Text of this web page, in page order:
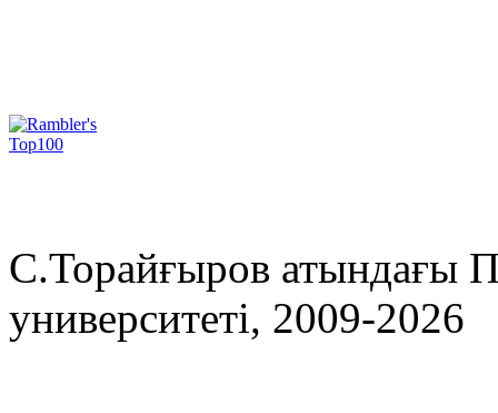
С.Торайғыров атындағы
университеті, 2009-2026